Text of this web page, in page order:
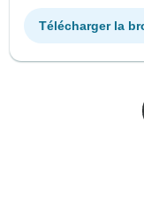
Télécharger la